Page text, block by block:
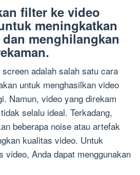
filter ke video
meningkatkan
menghilangkan
adalah salah satu cara
untuk menghasilkan video
Namun, video yang direkam
selalu ideal. Terkadang,
beberapa noise atau artefak
kualitas video. Untuk
video, Anda dapat menggunakan